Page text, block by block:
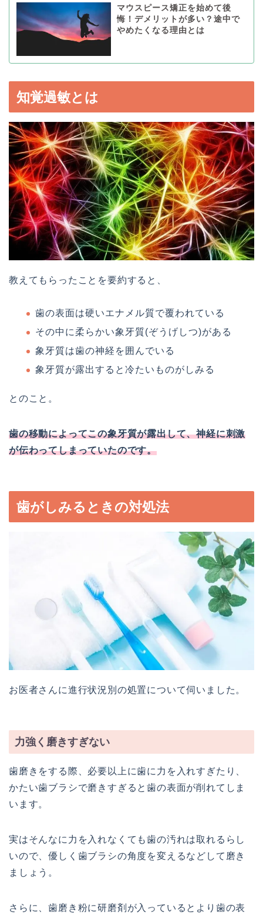
マウスピース矯正を始めて後
悔！デメリットが多い？途中で
やめたくなる理由とは
知覚過敏とは
教えてもらったことを要約すると、
歯の表面は硬いエナメル質で覆われている
その中に柔らかい象牙質(ぞうげしつ)がある
象牙質は歯の神経を囲んでいる
象牙質が露出すると冷たいものがしみる
とのこと。
歯の移動によってこの象牙質が露出して、神経に刺激
が伝わってしまっていたのです。
歯がしみるときの対処法
お医者さんに進行状況別の処置について伺いました。
力強く磨きすぎない
歯磨きをする際、必要以上に歯に力を入れすぎたり、
かたい歯ブラシで磨きすぎると歯の表面が削れてしま
います。
実はそんなに力を入れなくても歯の汚れは取れるらし
いので、優しく歯ブラシの角度を変えるなどして磨き
ましょう。
さらに、歯磨き粉に研磨剤が入っているとより歯の表